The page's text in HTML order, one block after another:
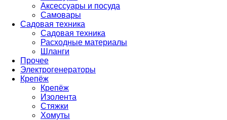
Аксессуары и посуда
Самовары
Садовая техника
Садовая техника
Расходные материалы
Шланги
Прочее
Электрогенераторы
Крепёж
Крепёж
Изолента
Стяжки
Хомуты